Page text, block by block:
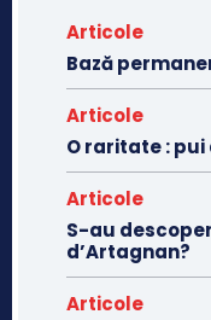
Articole
Bază
Articole
O raritate :
Articole
S-au
d’Artagnan?
Articole